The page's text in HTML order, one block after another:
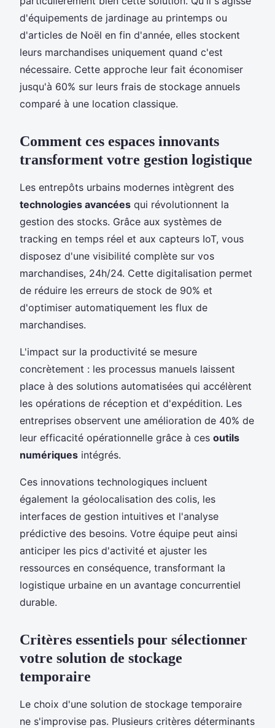
d'équipements de jardinage au printemps ou
d'articles de Noël en fin d'année, elles stockent
leurs marchandises uniquement quand c'est
nécessaire. Cette approche leur fait économiser
jusqu'à 60% sur leurs frais de stockage annuels
comparé à une location classique.
Comment ces espaces innovants
transforment votre gestion logistique
Les entrepôts urbains modernes intègrent des
technologies avancées qui révolutionnent la
gestion des stocks. Grâce aux systèmes de
tracking en temps réel et aux capteurs IoT, vous
disposez d'une visibilité complète sur vos
marchandises, 24h/24. Cette digitalisation permet
de réduire les erreurs de stock de 90% et
d'optimiser automatiquement les flux de
marchandises.
L'impact sur la productivité se mesure
concrètement : les processus manuels laissent
place à des solutions automatisées qui accélèrent
les opérations de réception et d'expédition. Les
entreprises observent une amélioration de 40% de
leur efficacité opérationnelle grâce à ces outils
numériques intégrés.
Ces innovations technologiques incluent
également la géolocalisation des colis, les
interfaces de gestion intuitives et l'analyse
prédictive des besoins. Votre équipe peut ainsi
anticiper les pics d'activité et ajuster les
ressources en conséquence, transformant la
logistique urbaine en un avantage concurrentiel
durable.
Critères essentiels pour sélectionner
votre solution de stockage
temporaire
Le choix d'une solution de stockage temporaire
ne s'improvise pas. Plusieurs critères déterminants